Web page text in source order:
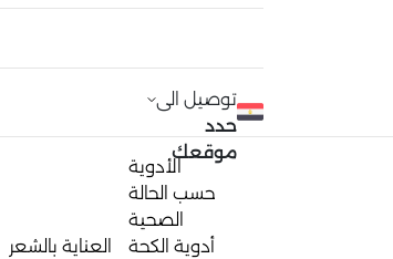
توصيل الى
حدد
موقعك
الأدوية
حسب الحالة
الصحية
أدوية الكحة
العناية بالشعر